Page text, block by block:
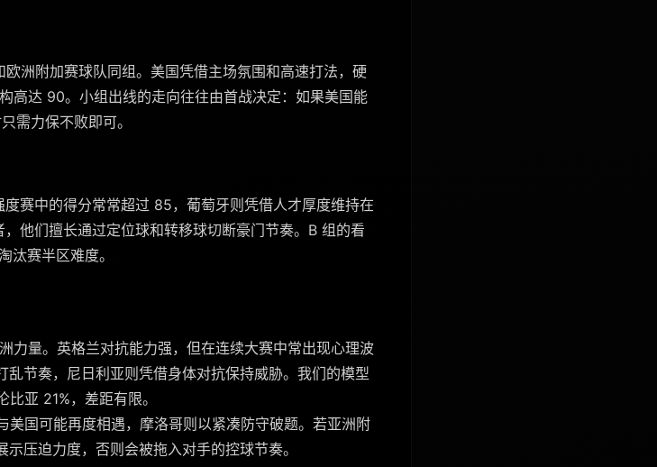
洲附加赛球队同组。美国凭借主场氛围和高速打法，硬
高达 90。小组出线的走向往往由首战决定：如果美国能
需力保不败即可。
赛中的得分常常超过 85，葡萄牙则凭借人才厚度维持在
他们擅长通过定位球和转移球切断豪门节奏。B 组的看
汰赛半区难度。
力量。英格兰对抗能力强，但在连续大赛中常出现心理波
节奏，尼日利亚则凭借身体对抗保持威胁。我们的模型
亚 21%，差距有限。
美国可能再度相遇，摩洛哥则以紧凑防守破题。若亚洲附
压迫力度，否则会被拖入对手的控球节奏。